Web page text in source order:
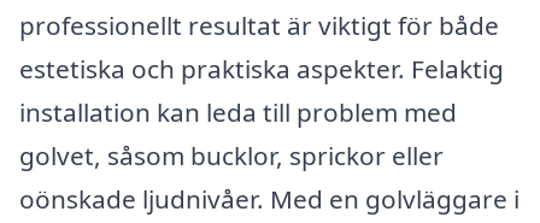
professionellt resultat är viktigt för både
estetiska och praktiska aspekter. Felaktig
installation kan leda till problem med
golvet, såsom bucklor, sprickor eller
oönskade ljudnivåer. Med en golvläggare i